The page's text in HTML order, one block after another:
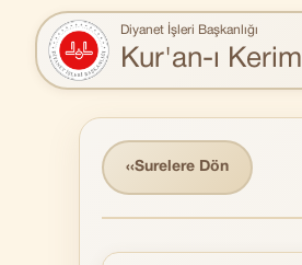
Diyanet İşleri Başkanlığı
Kur'an-ı Kerim
‹‹Surelere Dön